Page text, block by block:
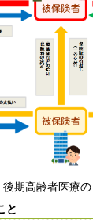
後期高齢者医療
と